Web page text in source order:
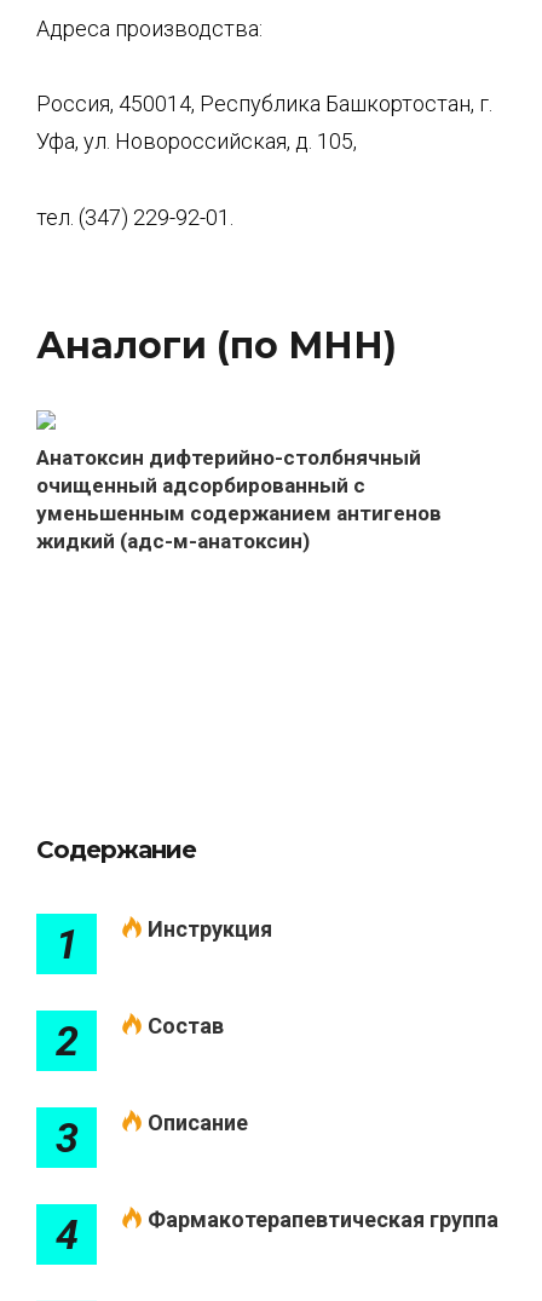
Адреса производства:
Россия, 450014, Республика Башкортостан, г.
Уфа, ул. Новороссийская, д. 105,
тел. (347) 229-92-01.
Аналоги (по МНН)
Анатоксин дифтерийно-столбнячный
очищенный адсорбированный с
уменьшенным содержанием антигенов
жидкий (адс-м-анатоксин)
Содержание
1 Инструкция
2 Состав
3 Описание
4 Фармакотерапевтическая группа